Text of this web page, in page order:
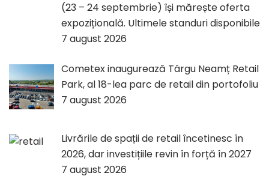
(23 – 24 septembrie) își mărește oferta
expozițională. Ultimele standuri disponibile
7 august 2026
Cometex inaugurează Târgu Neamț Retail
Park, al 18-lea parc de retail din portofoliu
7 august 2026
Livrările de spații de retail încetinesc în
2026, dar investițiile revin în forță în 2027
7 august 2026